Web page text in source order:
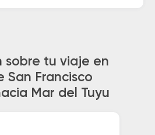
sobre tu viaje en
San Francisco
Mar del Tuyu